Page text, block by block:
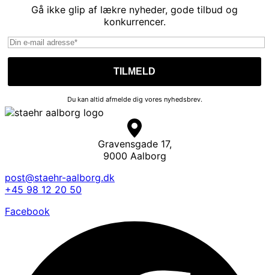
Gå ikke glip af lækre nyheder, gode tilbud og
konkurrencer.
Du kan altid afmelde dig vores nyhedsbrev.
Gravensgade 17,
9000 Aalborg
post@staehr-aalborg.dk
+45 98 12 20 50
Facebook